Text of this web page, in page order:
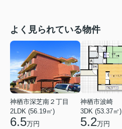
よく見られている物件
神栖市深芝南２丁目
2LDK (56.19㎡)
6.5万円
神栖市波崎
3DK (53.37㎡)
5.2万円